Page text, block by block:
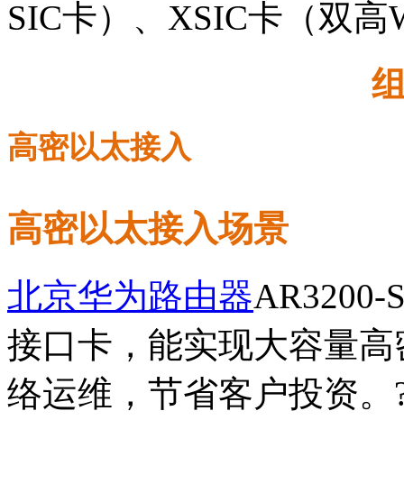
SIC卡）、XSIC卡（双高
高密以太接入
高密以太接入场景
北京华为路由器AR3200-
接口卡，能实现大容量
络运维，节省客户投资。